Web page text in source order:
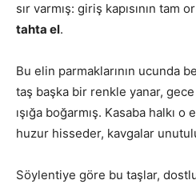
sır varmış: giriş kapısının tam
tahta el.
Bu elin parmaklarının ucunda
taş başka bir renkle yanar,
ışığa boğarmış. Kasaba halkı
huzur hisseder, kavgalar
Söylentiye göre bu taşlar,